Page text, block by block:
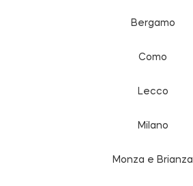
Bergamo
Como
Lecco
Milano
Monza e Brianza